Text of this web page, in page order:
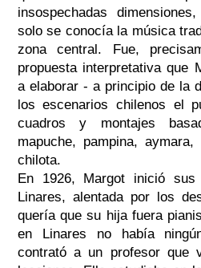
insospechadas
solo se conocía la música
zona central. Fue,
propuesta interpretativa que
a elaborar - a principio de la
los escenarios chilenos el
cuadros y montajes
mapuche, pampina,
chilota.
En 1926, Margot inició
Linares, alentada por los
quería que su hija fuera
en Linares no había
contrató a un profesor que